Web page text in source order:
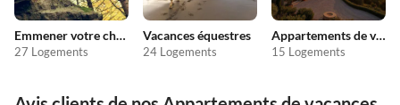
Emmener votre chien en vacances
27 Logements
Vacances équestres
24 Logements
Appartements de vacances pas chers
15 Logements